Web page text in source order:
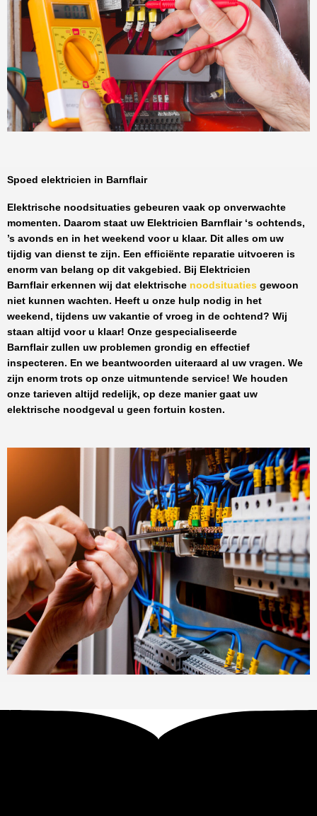
Spoed elektricien in Barnflair
Elektrische noodsituaties gebeuren vaak op onverwachte
momenten. Daarom staat uw Elektricien Barnflair‘s ochtends,
’s avonds en in het weekend voor u klaar. Dit alles om uw
tijdig van dienst te zijn. Een efficiënte reparatie uitvoeren is
enorm van belang op dit vakgebied. Bij Elektricien
Barnflairerkennen wij dat elektrische noodsituaties gewoon
niet kunnen wachten. Heeft u onze hulp nodig in het
weekend, tijdens uw vakantie of vroeg in de ochtend? Wij
staan altijd voor u klaar! Onze gespecialiseerde
Barnflairzullen uw problemen grondig en effectief
inspecteren. En we beantwoorden uiteraard al uw vragen. We
zijn enorm trots op onze uitmuntende service! We houden
onze tarieven altijd redelijk, op deze manier gaat uw
elektrische noodgeval u geen fortuin kosten.